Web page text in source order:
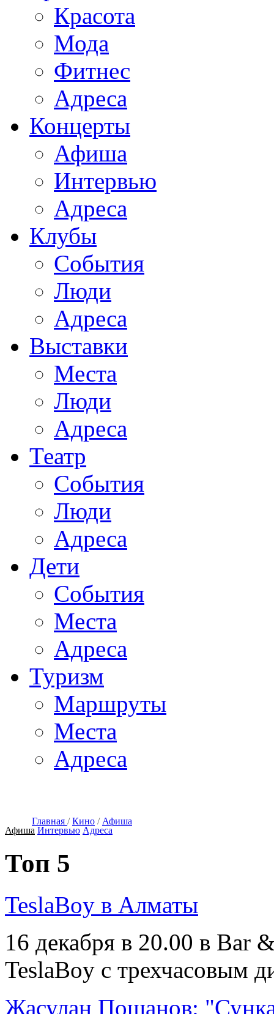
Красота
Мода
Фитнес
Адреса
Концерты
Афиша
Интервью
Адреса
Клубы
События
Люди
Адреса
Выставки
Места
Люди
Адреса
Театр
События
Люди
Адреса
Дети
События
Места
Адреса
Туризм
Маршруты
Места
Адреса
Главная /Кино / Афиша
Афиша Интервью Адреса
Топ 5
TeslaBoy в Алматы
16 декабря в 20.00 в Bar
TeslaBoy с трехчасовым
Жасулан Пошанов: